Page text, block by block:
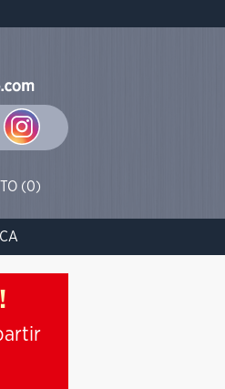
(0)